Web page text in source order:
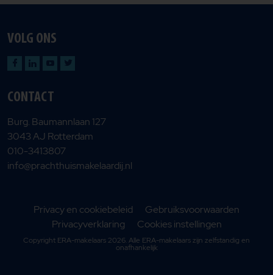
VOLG ONS
CONTACT
Burg. Baumannlaan 127
3043 AJ Rotterdam
010-3413807
info@prachthuismakelaardij.nl
Privacy en cookiebeleid
Gebruiksvoorwaarden
Privacyverklaring
Cookies instellingen
Copyright ERA-makelaars 2026. Alle ERA-makelaars zijn zelfstandig en
onafhankelijk